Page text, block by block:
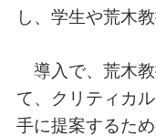
し、学生や荒木
導入で、荒木教
て、クリティカ
手に提案するた